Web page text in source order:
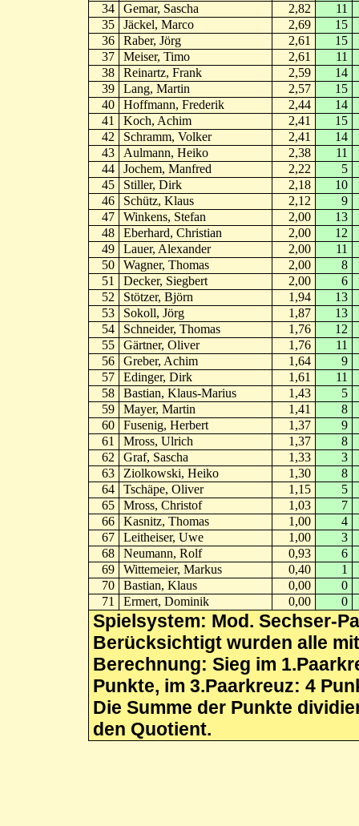
34
Gemar, Sascha 2,82
11
35
Jäckel, Marco 2,69
15
36
Raber, Jörg 2,61
15
37
Meiser, Timo 2,61
11
38
Reinartz, Frank 2,59
14
39
Lang, Martin 2,57
15
40
Hoffmann, Frederik 2,44
14
41
Koch, Achim 2,41
15
42
Schramm, Volker 2,41
14
43
Aulmann, Heiko 2,38
11
44
Jochem, Manfred 2,22
5
45
Stiller, Dirk 2,18
10
46
Schütz, Klaus 2,12
9
47
Winkens, Stefan 2,00
13
48
Eberhard, Christian 2,00
12
49
Lauer, Alexander 2,00
11
50
Wagner, Thomas 2,00
8
51
Decker, Siegbert 2,00
6
52
Stötzer, Björn 1,94
13
53
Sokoll, Jörg 1,87
13
54
Schneider, Thomas 1,76
12
55
Gärtner, Oliver 1,76
11
56
Greber, Achim 1,64
9
57
Edinger, Dirk 1,61
11
58
Bastian, Klaus-Marius 1,43
5
59
Mayer, Martin 1,41
8
60
Fusenig, Herbert 1,37
9
61
Mross, Ulrich 1,37
8
62
Graf, Sascha 1,33
3
63
Ziolkowski, Heiko 1,30
8
64
Tschäpe, Oliver 1,15
5
65
Mross, Christof 1,03
7
66
Kasnitz, Thomas 1,00
4
67
Leitheiser, Uwe 1,00
3
68
Neumann, Rolf 0,93
6
69
Wittemeier, Markus 0,40
1
70
Bastian, Klaus 0,00
0
71
Ermert, Dominik 0,00 0
Spielsystem: Mod. Sechser-
Berücksichtigt wurden alle
Berechnung: Sieg im
Punkte, im 3.Paarkreuz: 4
Die Summe der Punkte
den Quotient.